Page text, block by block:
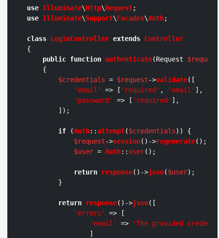
use Illuminate\Http\Request
use Illuminate\Support\Facades\Auth;
class LoginController extends Controller
{
public function authenticate(Request $request
{
$credentials = $request->validate([
'email'
=> [ 'required' , 'email' ],
'password'
=> [ 'required' ],
        ]);
if (Auth::attempt($credentials)) {
$request->session()->regenerate();
$user = Auth:: user();
return response()->json($user);
        }
return response()->json([
'errors'
=> [
'email'
=>
'The provided
                ]